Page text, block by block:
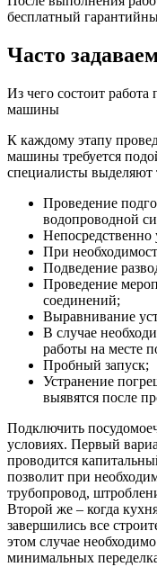
бесплатный
Часто
Из чего состоит
машины
К каждому этапу
машины требуется
специалисты выделяют
Проведение
водопроводной
Непосредственно
При
Подведение
Проведение
соединений;
Выравнивание
В случае
работы на месте
Пробный запуск;
Устранение
выявятся после
Подключить
условиях. Первый
проводится
позволит при
трубопровод,
Второй же – когда
завершились все
этом случае
минимальных